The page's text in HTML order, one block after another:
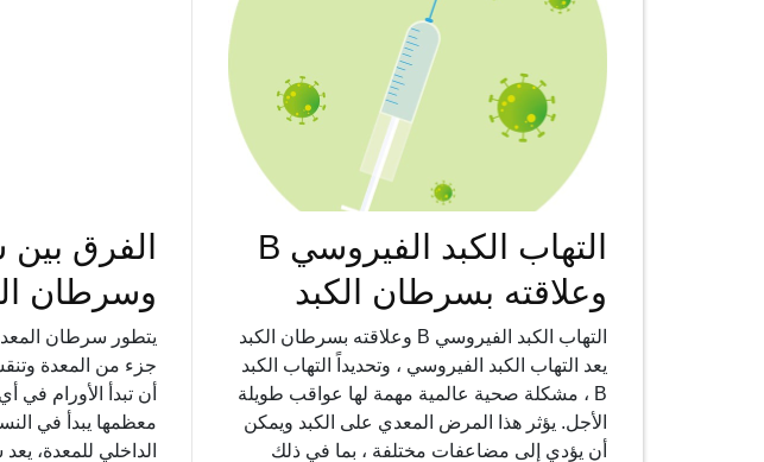
التهاب الكبد الفيروسي B
وعلاقته بسرطان الكبد
التهاب الكبد الفيروسي B وعلاقته بسرطان الكبد
يعد التهاب الكبد الفيروسي ، وتحديداً التهاب الكبد
B ، مشكلة صحية عالمية مهمة لها عواقب طويلة
الأجل. يؤثر هذا المرض المعدي على الكبد ويمكن
أن يؤدي إلى مضاعفات مختلفة ، بما في ذلك
الفرق
وسرطان
يتطور سرطان
جزء من المعدة
أن تبدأ الأورام
معظمها يبدأ في
الداخلي للمعدة،